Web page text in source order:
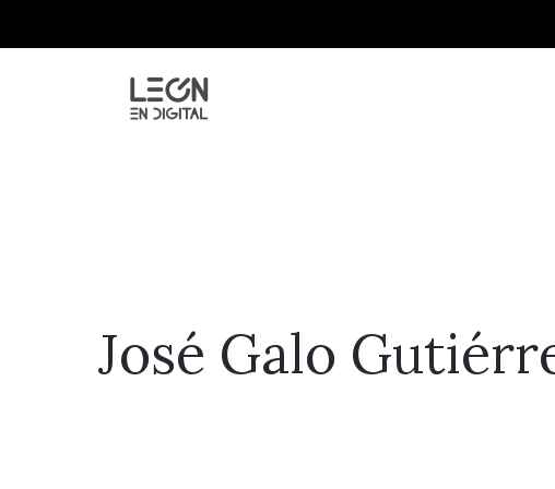
José Galo